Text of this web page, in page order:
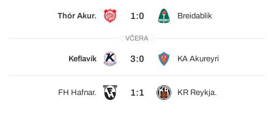
Thór Akur. 1:0 Breidablik
VČERA
Keflavík 3:0 KA Akureyri
FH Hafnar. 1:1 KR Reykja.